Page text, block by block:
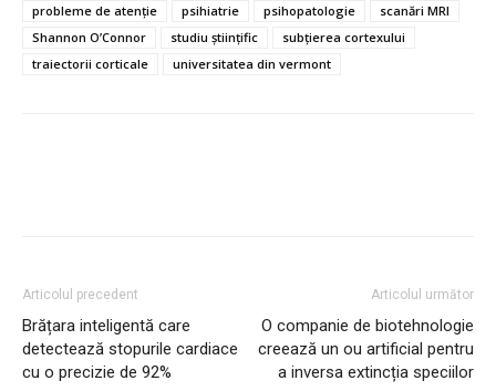
probleme de atenție
psihiatrie psihopatologie
scanări MRI
Shannon O’Connor
studiu științific
subțierea cortexului
traiectorii corticale
universitatea din vermont
Articolul precedent
Brățara inteligentă care
detectează stopurile cardiace
cu o precizie de 92%
Articolul următor
O companie de biotehnologie
creează un ou artificial pentru
a inversa extincția speciilor